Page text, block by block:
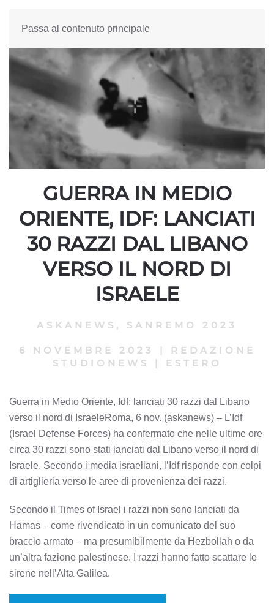
Passa al contenuto principale
GUERRA IN MEDIO
ORIENTE, IDF: LANCIATI
30 RAZZI DAL LIBANO
VERSO IL NORD DI
ISRAELE
ASKANEWS , SANREMO 2023
6 NOVEMBRE 2023 |
REDAZIONE
STUDIONEWS
| ESTERO
Guerra in Medio Oriente, Idf: lanciati 30 razzi dal Libano
verso il nord di IsraeleRoma, 6 nov. (askanews) – L’Idf
(Israel Defense Forces) ha confermato che nelle ultime ore
circa 30 razzi sono stati lanciati dal Libano verso il nord di
Israele. Secondo i media israeliani, l’Idf risponde con colpi
di artiglieria verso le aree di provenienza dei razzi.
Secondo il Times of Israel i razzi non sono lanciati da
Hamas – come rivendicato in un comunicato del suo
braccio armato – ma presumibilmente da Hezbollah o da
un’altra fazione palestinese. I razzi hanno fatto scattare le
sirene nell’Alta Galilea.